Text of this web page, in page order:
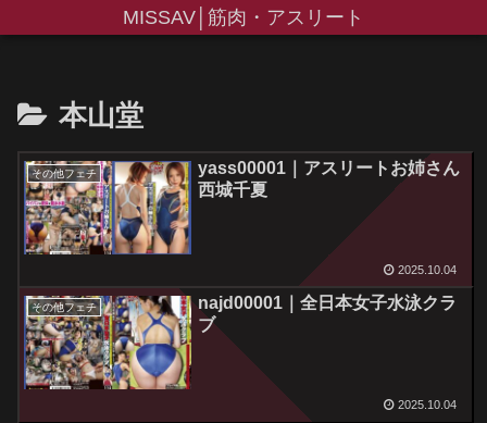
MISSAV│筋肉・アスリート
本山堂
その他フェチ
yass00001｜アスリートお姉さん
西城千夏
2025.10.04
その他フェチ
najd00001｜全日本女子水泳クラ
ブ
2025.10.04